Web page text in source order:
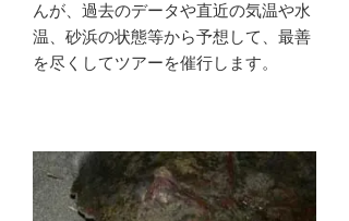
んが、過去のデータや直近の気温や水
温、砂浜の状態等から予想して、最善
を尽くしてツアーを催行します。